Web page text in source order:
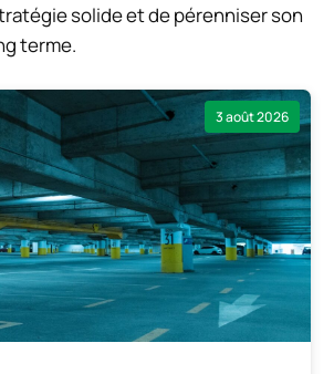
solide et de pérenniser son
terme.
3 août 2026